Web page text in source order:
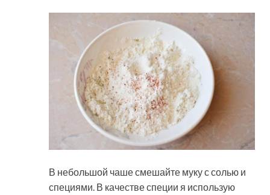
В небольшой чаше смешайте муку с солью и
специями. В качестве специи я использую